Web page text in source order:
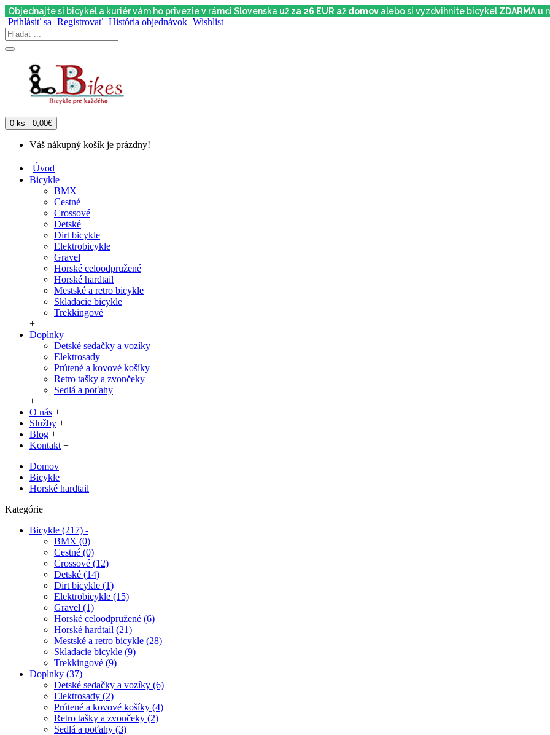
Objednajte si bicykel a kuriér vám ho privezie v rámci Slovenska už za 26 EUR až domov alebo si vyzdvihnite bicykel ZDARMA u
Prihlásiť sa Registrovať História objednávok Wishlist
0 ks - 0,00€
Váš nákupný košík je prázdny!
Úvod +
Bicykle
BMX
Cestné
Crossové
Detské
Dirt bicykle
Elektrobicykle
Gravel
Horské celoodpružené
Horské hardtail
Mestské a retro bicykle
Skladacie bicykle
Trekkingové
+
Doplnky
Detské sedačky a vozíky
Elektrosady
Prútené a kovové košíky
Retro tašky a zvončeky
Sedlá a poťahy
+
O nás +
Služby +
Blog +
Kontakt +
Domov
Bicykle
Horské hardtail
Kategórie
Bicykle (217) -
BMX (0)
Cestné (0)
Crossové (12)
Detské (14)
Dirt bicykle (1)
Elektrobicykle (15)
Gravel (1)
Horské celoodpružené (6)
Horské hardtail (21)
Mestské a retro bicykle (28)
Skladacie bicykle (9)
Trekkingové (9)
Doplnky (37) +
Detské sedačky a vozíky (6)
Elektrosady (2)
Prútené a kovové košíky (4)
Retro tašky a zvončeky (2)
Sedlá a poťahy (3)